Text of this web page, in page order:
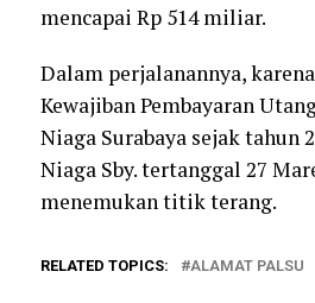
mencapai Rp 514 miliar.
Dalam perjalanannya,
Kewajiban Pembayaran
Niaga Surabaya sejak tahun
Niaga Sby. tertanggal 27
menemukan titik terang.
RELATED TOPICS: ALAMAT PALSU